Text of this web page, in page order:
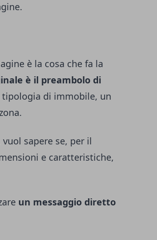
è la cosa che fa la
è il preambolo di
tipologia di immobile, un
sapere se, per il
e caratteristiche,
un messaggio diretto